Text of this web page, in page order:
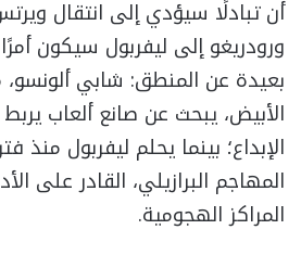
أن تبادلًا سيؤدي إلى انتقال
ورودريغو إلى ليفربول سيكون
بعيدة عن المنطق: شابي ألونسو،
الأبيض، يبحث عن صانع ألعاب
الإبداع؛ بينما يحلم ليفربول منذ
المهاجم البرازيلي، القادر على
المراكز الهجومية.